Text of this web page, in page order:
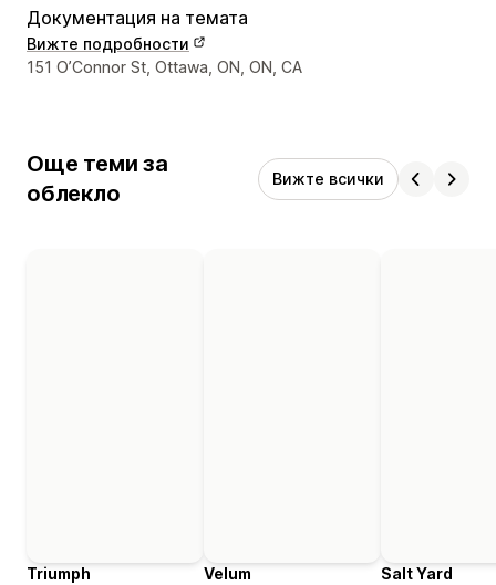
Документация на темата
Вижте подробности
Данни за връзка с дизайнера
151 O’Connor St, Ottawa, ON, ON, CA
Още теми за
облекло
Вижте всички
Triumph
Velum
Salt Yard